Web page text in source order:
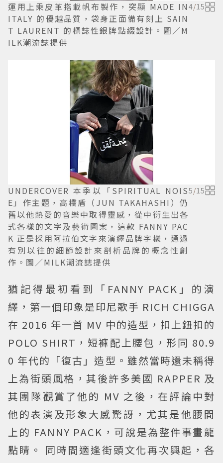
運用上乘皮革搭載帆布製作，突顯 MADE IN
ITALY 的優越品質，袋身正面備有刻上 SAIN
T LAURENT 的標誌性銀牌點綴設計。圖／M
ILK潮流誌提供
4/15
UNDERCOVER 本季以「SPIRITUAL NOIS
E」作主題，高橋盾（JUN TAKAHASHI）仍
舊以他熱愛的音樂中取得靈感，從中衍生出各
式各樣的文字及藝術圖案，這款 FANNY PAC
K 正是採用阿拉伯文字來演繹品牌字樣，通過
有別以往的細節設計來剖析品牌的概念性創
作。圖／MILK潮流誌提供
5/15
猶記得最初看到「FANNY PACK」的演
繹，第一個印象是印尼歌手 RICH CHIGGA
在 2016 年一首 MV 中的造型，扣上鈕扣的
POLO SHIRT，短褲配上腰包，形同 80.9
0 年代的「復古」造型。雖然當時還未稱得
上為街頭風格，其後許多美國 RAPPER 及
其團隊觀賞了他的 MV 之後，在評論中對
他的表演及形象大感驚訝，尤其是他腰間
上的 FANNY PACK，可說是為整件事畫龍
點睛。 同時間適逢街頭文化再次興起，各